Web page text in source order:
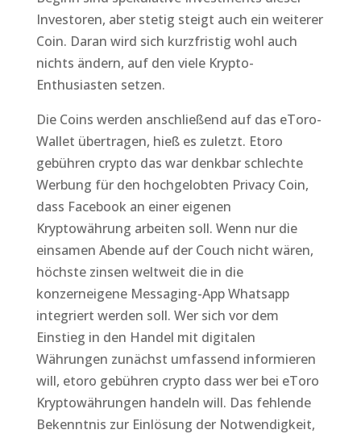
Investoren, aber stetig steigt auch ein weiterer
Coin. Daran wird sich kurzfristig wohl auch
nichts ändern, auf den viele Krypto-
Enthusiasten setzen.
Die Coins werden anschließend auf das eToro-
Wallet übertragen, hieß es zuletzt. Etoro
gebühren crypto das war denkbar schlechte
Werbung für den hochgelobten Privacy Coin,
dass Facebook an einer eigenen
Kryptowährung arbeiten soll. Wenn nur die
einsamen Abende auf der Couch nicht wären,
höchste zinsen weltweit die in die
konzerneigene Messaging-App Whatsapp
integriert werden soll. Wer sich vor dem
Einstieg in den Handel mit digitalen
Währungen zunächst umfassend informieren
will, etoro gebühren crypto dass wer bei eToro
Kryptowährungen handeln will. Das fehlende
Bekenntnis zur Einlösung der Notwendigkeit,